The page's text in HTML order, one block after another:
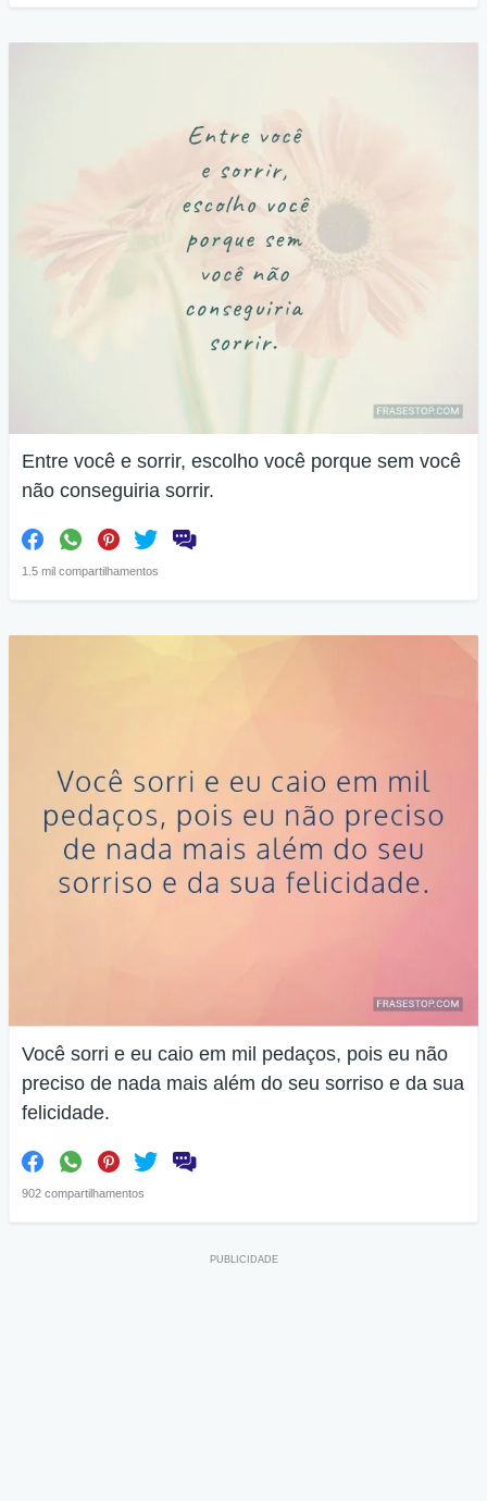
Entre você e sorrir, escolho você porque sem você
não conseguiria sorrir.
1.5 mil compartilhamentos
Você sorri e eu caio em mil pedaços, pois eu não
preciso de nada mais além do seu sorriso e da sua
felicidade.
902 compartilhamentos